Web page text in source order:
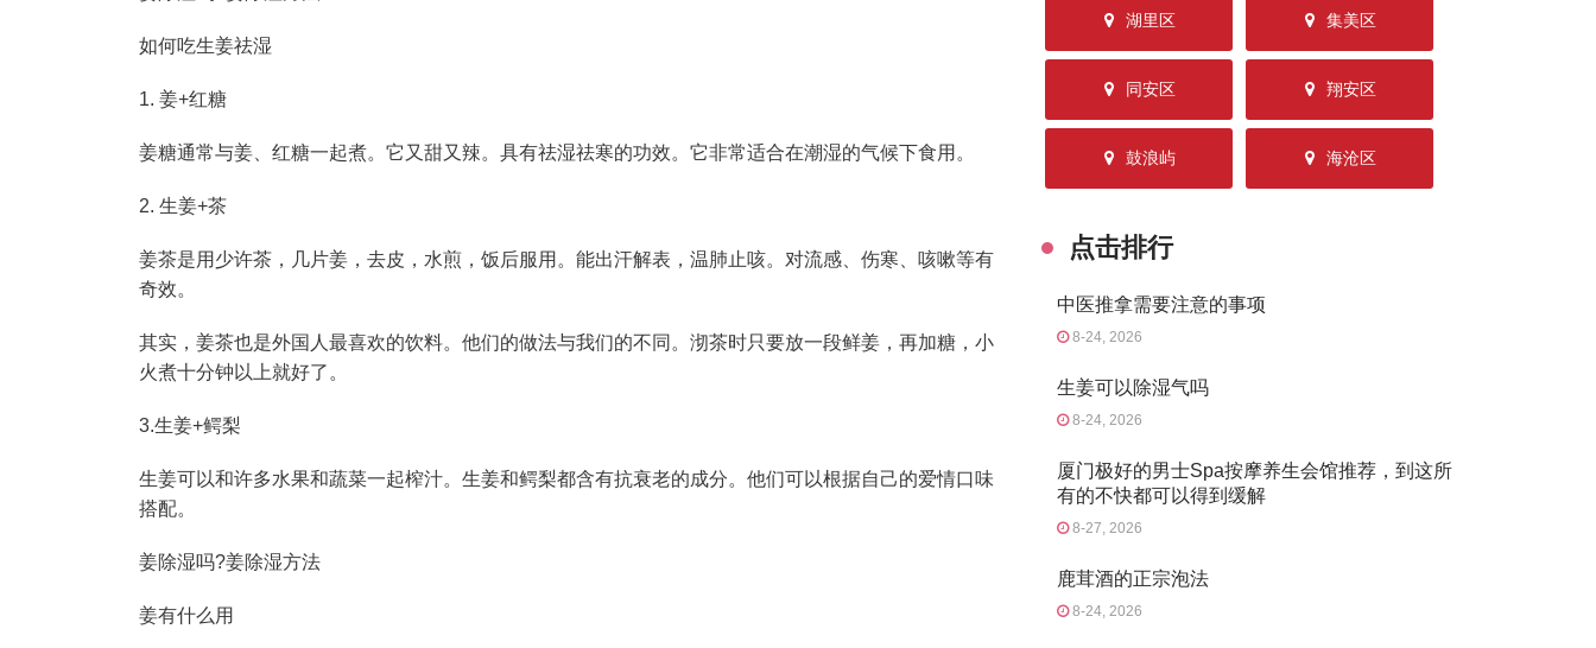
如何吃生姜祛湿
1. 姜+红糖
姜糖通常与姜、红糖一起煮。它又甜又辣。具有祛湿祛寒的功效。它非常适合在潮湿的气候下食用。
2. 生姜+茶
姜茶是用少许茶，几片姜，去皮，水煎，饭后服用。能出汗解表，温肺止咳。对流感、伤寒、咳嗽等有
奇效。
其实，姜茶也是外国人最喜欢的饮料。他们的做法与我们的不同。沏茶时只要放一段鲜姜，再加糖，小
火煮十分钟以上就好了。
3.生姜+鳄梨
生姜可以和许多水果和蔬菜一起榨汁。生姜和鳄梨都含有抗衰老的成分。他们可以根据自己的爱情口味
搭配。
姜除湿吗?姜除湿方法
姜有什么用
湖里区 集美区
同安区 翔安区
鼓浪屿 海沧区
点击排行
中医推拿需要注意的事项
8-24, 2026
生姜可以除湿气吗
8-24, 2026
厦门极好的男士Spa按摩养生会馆推荐，到这所
有的不快都可以得到缓解
8-27, 2026
鹿茸酒的正宗泡法
8-24, 2026